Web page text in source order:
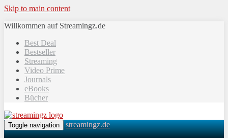
Skip to main content
Willkommen auf Streamingz.de
Best Deal
Bestseller
Streaming
Video Prime
Journals
eBooks
Bücher
Toggle navigation streamingz.de